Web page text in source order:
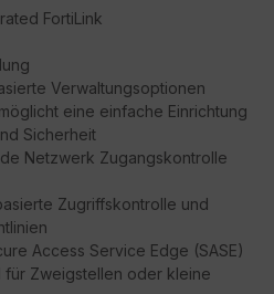
FortiLink
Verwaltungsoptionen
eine einfache Einrichtung
Sicherheit
Netzwerk Zugangskontrolle
Zugriffskontrolle und
Access Service Edge (SASE)
Zweigstellen oder kleine